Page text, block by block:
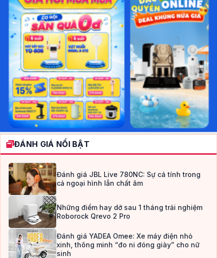
ĐÁNH GIÁ NỔI BẬT
Đánh giá JBL Live 780NC: Sự cá tính trong
cả ngoại hình lẫn chất âm
Những điểm hay dở sau 1 tháng trải nghiệm
Roborock Qrevo 2 Pro
Đánh giá YADEA Omee: Xe máy điện nhỏ
xinh, thông minh “đo ni đóng giày” cho nữ
sinh